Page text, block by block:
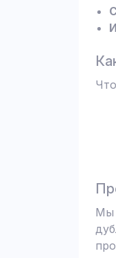
Мы